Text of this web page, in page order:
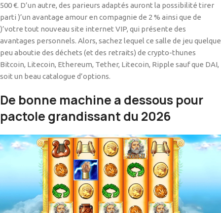
500 €. D’un autre, des parieurs adaptés auront la possibilité tirer
parti )’un avantage amour en compagnie de 2 % ainsi que de
)’votre tout nouveau site internet VIP, qui présente des
avantages personnels. Alors, sachez lequel ce salle de jeu quelque
peu aboutie des déchets (et des retraits) de crypto-thunes
Bitcoin, Litecoin, Ethereum, Tether, Litecoin, Ripple sauf que DAI,
soit un beau catalogue d’options.
De bonne machine a dessous pour
pactole grandissant du 2026